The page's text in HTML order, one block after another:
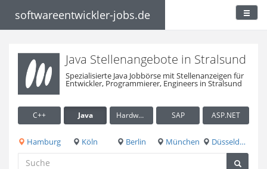
softwareentwickler-jobs.de
Java Stellenangebote in Stralsund
Spezialisierte Java Jobbörse mit Stellenanzeigen für
Entwickler, Programmierer, Engineers in Stralsund
C++ Java Hardware / Embedded SAP ASP.NET
Hamburg Köln Berlin München Düsseldorf